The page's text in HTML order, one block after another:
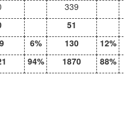
339
51
6% 130 12%
94% 1870 88%